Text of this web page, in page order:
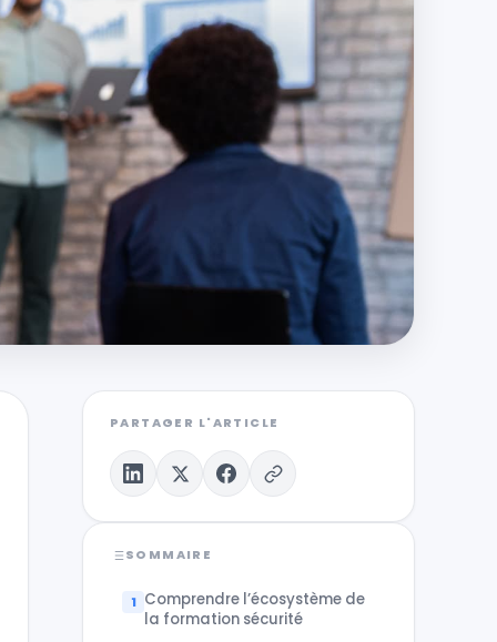
PARTAGER L'ARTICLE
SOMMAIRE
Comprendre l’écosystème de
la formation sécurité